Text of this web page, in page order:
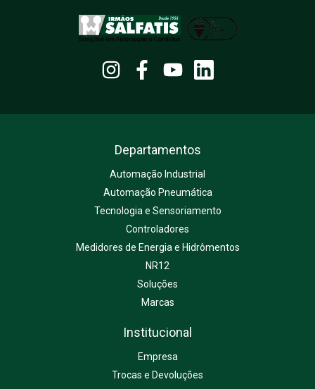
Departamentos
Automação Industrial
Automação Pneumática
Tecnologia e Sensoriamento
Controladores
Medidores de Energia e Hidrômentos
NR12
Soluções
Marcas
Institucional
Empresa
Trocas e Devoluções